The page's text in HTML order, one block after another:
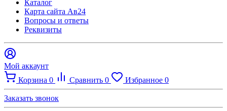
Каталог
Карта сайта Ав24
Вопросы и ответы
Реквизиты
Мой аккаунт
Корзина 0 Сравнить 0 Избранное 0
Заказать звонок